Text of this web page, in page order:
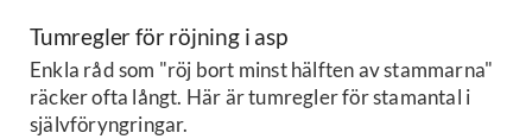
Tumregler för röjning i asp
Enkla råd som "röj bort minst hälften av stammarna"
räcker ofta långt. Här är tumregler för stamantal i
självföryngringar.